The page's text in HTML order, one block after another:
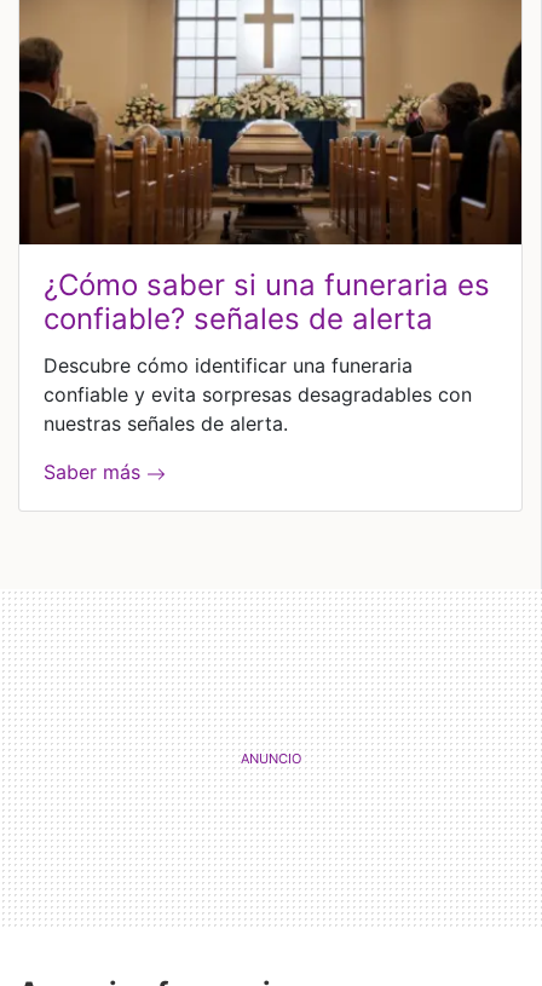
¿cómo saber si una funeraria es
confiable? señales de alerta
Descubre cómo identificar una funeraria
confiable y evita sorpresas desagradables con
nuestras señales de alerta.
Saber más